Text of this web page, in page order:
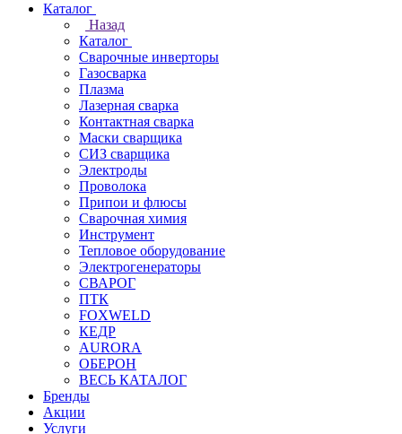
Каталог
Назад
Каталог
Сварочные инверторы
Газосварка
Плазма
Лазерная сварка
Контактная сварка
Маски сварщика
СИЗ сварщика
Электроды
Проволока
Припои и флюсы
Сварочная химия
Инструмент
Тепловое оборудование
Электрогенераторы
СВАРОГ
ПТК
FOXWELD
КЕДР
AURORA
ОБЕРОН
ВЕСЬ КАТАЛОГ
Бренды
Акции
Услуги